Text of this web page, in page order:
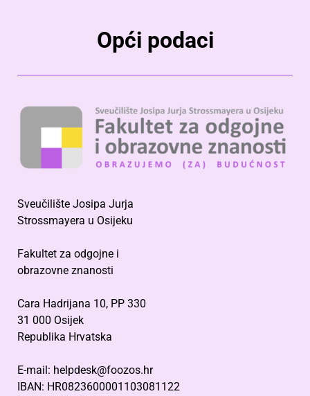
Opći podaci
Sveučilište Josipa Jurja
Strossmayera u Osijeku
Fakultet za odgojne i
obrazovne znanosti
Cara Hadrijana 10, PP 330
31 000 Osijek
Republika Hrvatska
E-mail: helpdesk@foozos.hr
IBAN: HR0823600001103081122